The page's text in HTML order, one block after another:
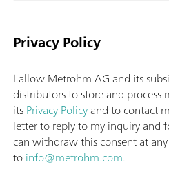
Privacy Policy
I allow Metrohm AG and its
distributors to store and
itsPrivacy Policyand to contact
letter to reply to my inquiry and
can withdraw this consent at
toinfo@metrohm.com.